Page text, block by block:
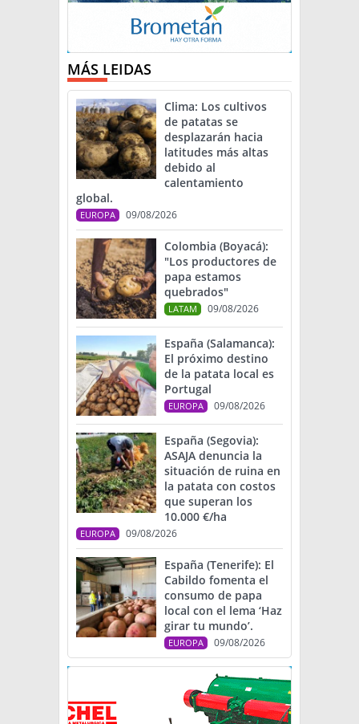
MÁS LEIDAS
Clima: Los cultivos
de patatas se
desplazarán hacia
latitudes más altas
debido al
calentamiento
global.
EUROPA 09/08/2026
Colombia (Boyacá):
"Los productores de
papa estamos
quebrados"
LATAM 09/08/2026
España (Salamanca):
El próximo destino
de la patata local es
Portugal
EUROPA 09/08/2026
España (Segovia):
ASAJA denuncia la
situación de ruina en
la patata con costos
que superan los
10.000 €/ha
EUROPA 09/08/2026
España (Tenerife): El
Cabildo fomenta el
consumo de papa
local con el lema ‘Haz
girar tu mundo’.
EUROPA 09/08/2026